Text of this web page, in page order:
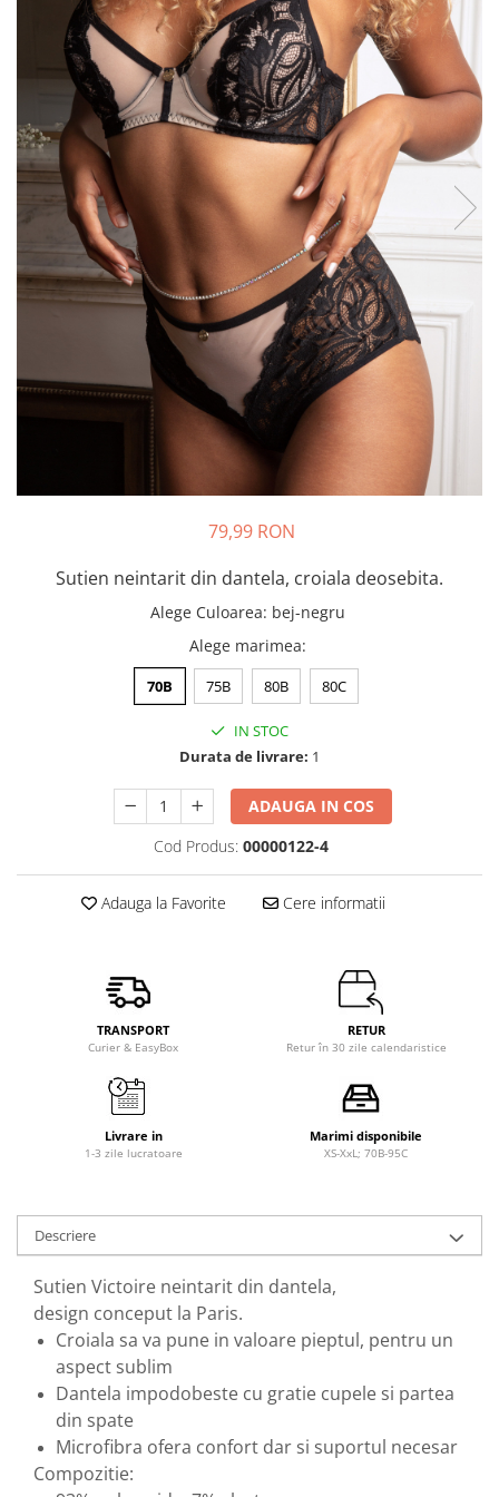
79,99 RON
Sutien neintarit din dantela, croiala deosebita.
Alege Culoarea: bej-negru
Alege marimea:
70B 75B 80B 80C
IN STOC
Durata de livrare: 1
ADAUGA IN COS
Cod Produs: 00000122-4
Adauga la Favorite Cere informatii
TRANSPORT
Curier & EasyBox
RETUR
Retur în 30 zile calendaristice
Livrare in
1-3 zile lucratoare
Marimi disponibile
XS-XxL; 70B-95C
Descriere
Sutien Victoire neintarit din dantela,
design conceput la Paris.
Croiala sa va pune in valoare pieptul, pentru un
aspect sublim
Dantela impodobeste cu gratie cupele si partea
din spate
Microfibra ofera confort dar si suportul necesar
Compozitie: